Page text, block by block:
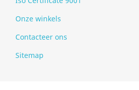
Onze winkels
Contacteer ons
Sitemap